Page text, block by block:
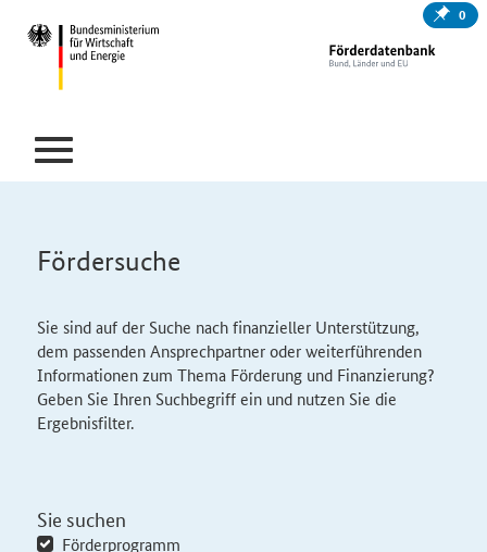
0
Fördersuche
Sie sind auf der Suche nach finanzieller Unterstützung,
dem passenden Ansprechpartner oder weiterführenden
Informationen zum Thema Förderung und Finanzierung?
Geben Sie Ihren Suchbegriff ein und nutzen Sie die
Ergebnisfilter.
Sie suchen
Förderprogramm